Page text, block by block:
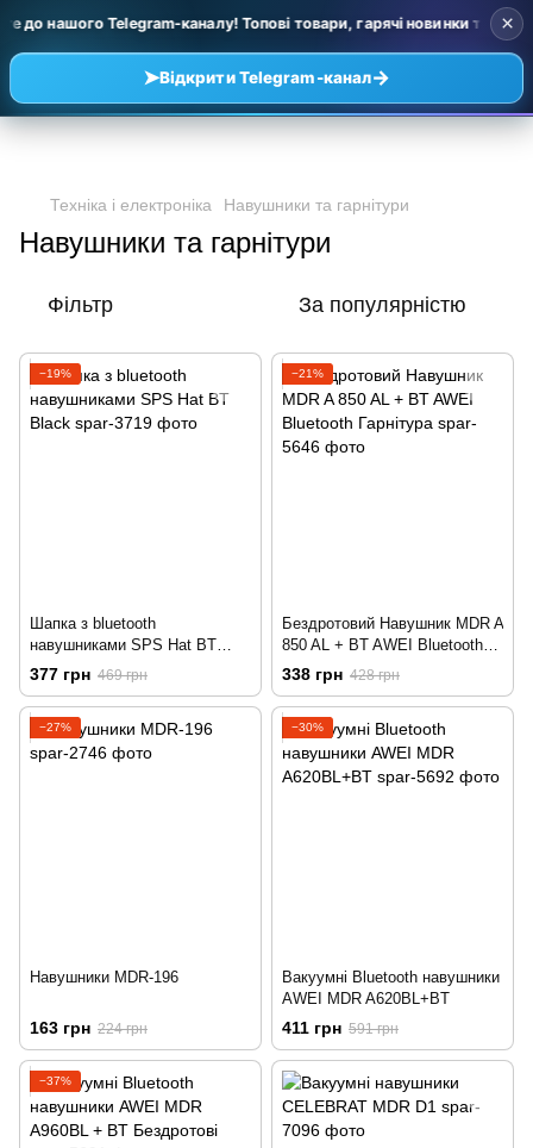
до нашого Telegram-каналу! Топові товари, гарячі новинки та
➤Відкрити Telegram-канал→
×
Техніка і електроніка Навушники та гарнітури
Навушники та гарнітури
Фільтр За популярністю
−19%
Шапка з bluetooth
навушниками SPS Hat BT
Black
377 грн 469 грн
−21%
Бездротовий Навушник MDR A
850 AL + BT AWEI Bluetooth
Гарнітура
338 грн 428 грн
−27%
Навушники MDR-196
163 грн 224 грн
−30%
Вакуумні Bluetooth навушники
AWEI MDR A620BL+BT
411 грн 591 грн
−37%